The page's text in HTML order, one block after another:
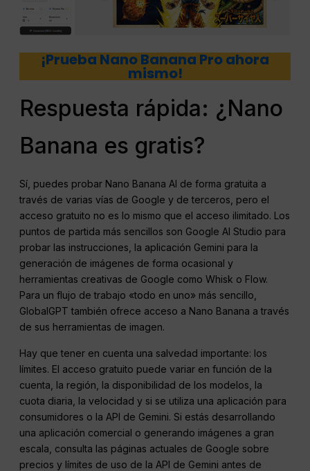
¡Prueba Nano Banana Pro ahora
mismo!
Respuesta rápida: ¿Nano
Banana es gratis?
Sí, puedes probar Nano Banana AI de forma gratuita a
través de varias vías de Google y de terceros, pero el
acceso gratuito no es lo mismo que el acceso ilimitado. Los
puntos de partida más sencillos son Google AI Studio para
probar las instrucciones, la aplicación Gemini para la
generación de imágenes de forma ocasional y
herramientas creativas de Google como Whisk o Flow.
Para un flujo de trabajo «todo en uno» más sencillo,
GlobalGPT también ofrece acceso a Nano Banana a través
de sus herramientas de imagen.
Hay que tener en cuenta una salvedad importante: los
límites. El acceso gratuito puede variar en función de la
cuenta, la región, la disponibilidad de los modelos, la
cuota diaria, la velocidad y si se utiliza una aplicación para
consumidores o la API de Gemini. Si estás desarrollando
una aplicación comercial o generando imágenes a gran
escala, consulta las páginas actuales de Google sobre
precios y límites de uso de la API de Gemini antes de